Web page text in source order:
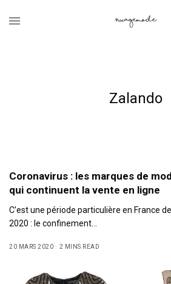
Zalando
Coronavirus : les marques de
qui continuent la vente en ligne
C’est une période particulière en France
2020 : le confinement…
20 MARS 2020 2 MINS READ